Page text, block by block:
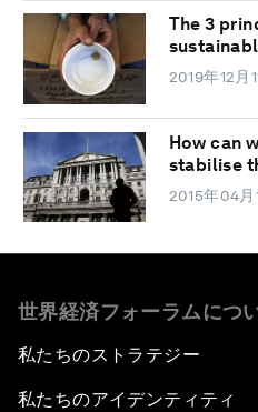
The 3
2019年12月
How can
stabilise
2015年04月
世界経済フォーラムにつ
私たちのストラテジー
私たちのアイデンティティ